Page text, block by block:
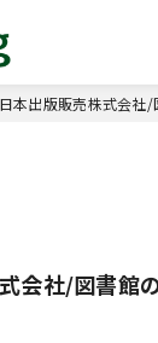
日本出版販売株式会社/図
会社/図書館